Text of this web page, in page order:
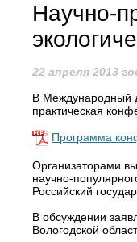
Научно-
22 апреля 2013
В Международный
практическая
Программа
Организаторами
научно-
Российский
В обсуждении
Вологодской